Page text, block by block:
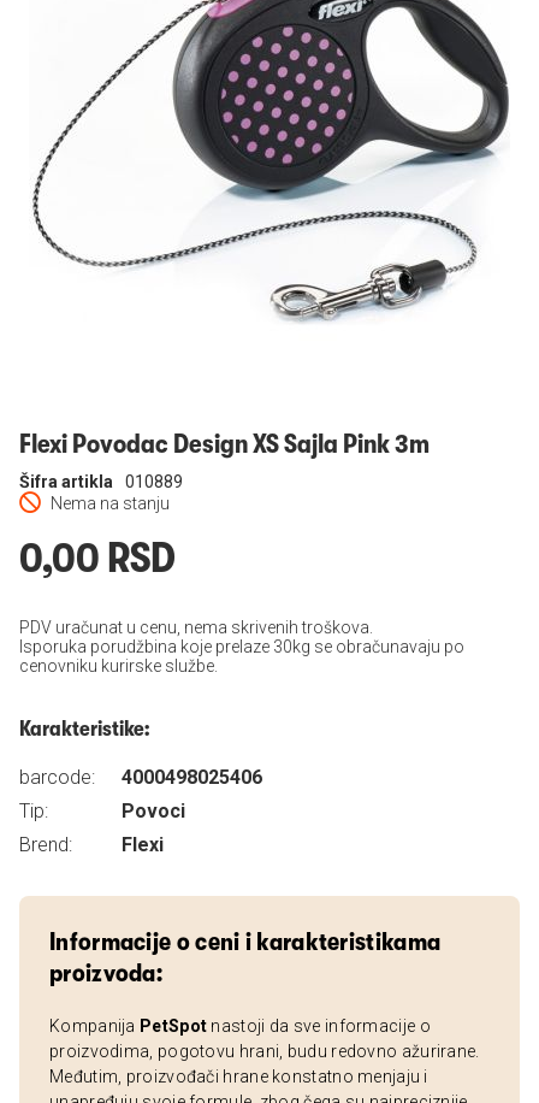
Flexi Povodac Design XS Sajla Pink 3m
Nema na stanju
Šifra artikla 010889
0,00 RSD
PDV uračunat u cenu, nema skrivenih troškova.
Isporuka porudžbina koje prelaze 30kg se obračunavaju po
cenovniku kurirske službe.
Karakteristike:
barcode:
4000498025406
Tip:
Povoci
Brend:
Flexi
Informacije o ceni i karakteristikama
proizvoda:
Kompanija PetSpot nastoji da sve informacije o
proizvodima, pogotovu hrani, budu redovno ažurirane.
Međutim, proizvođači hrane konstatno menjaju i